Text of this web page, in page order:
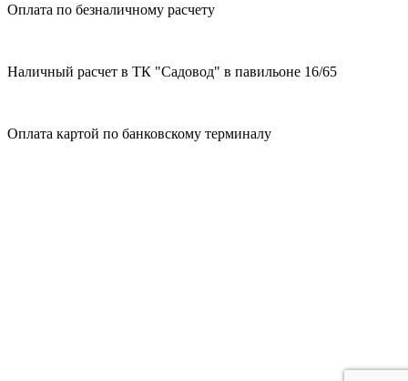
Оплата по безналичному расчету
Наличный расчет в ТК "Садовод" в павильоне 16/65
Оплата картой по банковскому терминалу